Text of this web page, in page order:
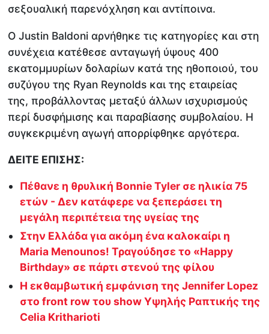
σεξουαλική παρενόχληση και αντίποινα.
Ο Justin Baldoni αρνήθηκε τις κατηγορίες και στη
συνέχεια κατέθεσε ανταγωγή ύψους 400
εκατομμυρίων δολαρίων κατά της ηθοποιού, του
συζύγου της Ryan Reynolds και της εταιρείας
της, προβάλλοντας μεταξύ άλλων ισχυρισμούς
περί δυσφήμισης και παραβίασης συμβολαίου. Η
συγκεκριμένη αγωγή απορρίφθηκε αργότερα.
ΔΕΙΤΕ ΕΠΙΣΗΣ:
Πέθανε η θρυλική Bonnie Tyler σε ηλικία 75
ετών - Δεν κατάφερε να ξεπεράσει τη
μεγάλη περιπέτεια της υγείας της
Στην Ελλάδα για ακόμη ένα καλοκαίρι η
Maria Menounos! Τραγούδησε το «Happy
Birthday» σε πάρτι στενού της φίλου
Η εκθαμβωτική εμφάνιση της Jennifer Lopez
στο front row του show Υψηλής Ραπτικής της
Celia Kritharioti